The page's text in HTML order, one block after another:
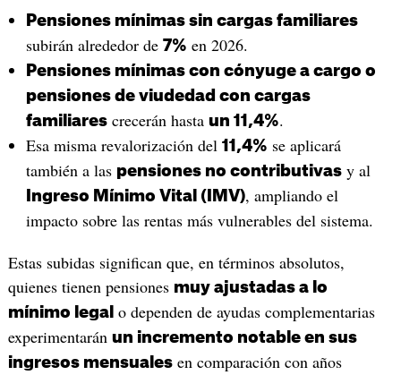
Pensiones mínimas sin cargas familiares
subirán alrededor de 7% en 2026.
Pensiones mínimas con cónyuge a cargo o
pensiones de viudedad con cargas
familiarescrecerán hasta un 11,4%.
Esa misma revalorización del 11,4% se aplicará
también a las pensiones no contributivasy al
Ingreso Mínimo Vital (IMV), ampliando el
impacto sobre las rentas más vulnerables del sistema.
Estas subidas significan que, en términos absolutos,
quienes tienen pensiones muy ajustadas a lo
mínimo legal o dependen de ayudas complementarias
experimentarán un incremento notable en sus
ingresos mensualesen comparación con años